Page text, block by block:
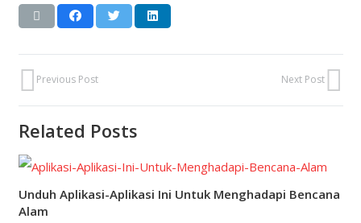
Previous Post Next Post
Related Posts
Unduh Aplikasi-Aplikasi Ini Untuk Menghadapi Bencana
Alam